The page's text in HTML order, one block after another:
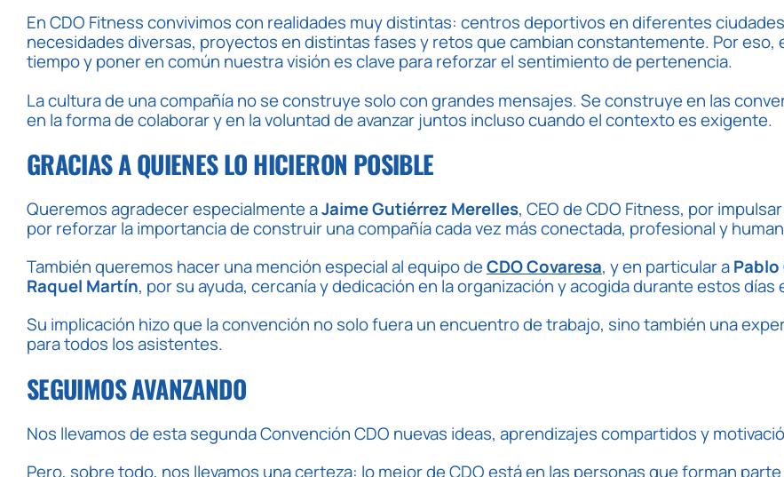
En CDO Fitness convivimos con realidades muy distintas: centros deportivos en diferentes
necesidades diversas, proyectos en distintas fases y retos que cambian constantemente. Por
tiempo y poner en común nuestra visión es clave para reforzar el sentimiento de pertenencia.
La cultura de una compañía no se construye solo con grandes mensajes. Se construye en las
en la forma de colaborar y en la voluntad de avanzar juntos incluso cuando el contexto es exigente.
GRACIAS A QUIENES LO HICIERON POSIBLE
Queremos agradecer especialmente aJaime Gutiérrez Merelles, CEO de CDO Fitness, por
por reforzar la importancia de construir una compañía cada vez más conectada, profesional y
También queremos hacer una mención especial al equipo deCDO Covaresa, y en particular a
Raquel Martín, por su ayuda, cercanía y dedicación en la organización y acogida durante estos días
Su implicación hizo que la convención no solo fuera un encuentro de trabajo, sino también una
para todos los asistentes.
SEGUIMOS AVANZANDO
Nos llevamos de esta segunda Convención CDO nuevas ideas, aprendizajes compartidos y
Pero, sobre todo, nos llevamos una certeza: lo mejor de CDO está en las personas que forman